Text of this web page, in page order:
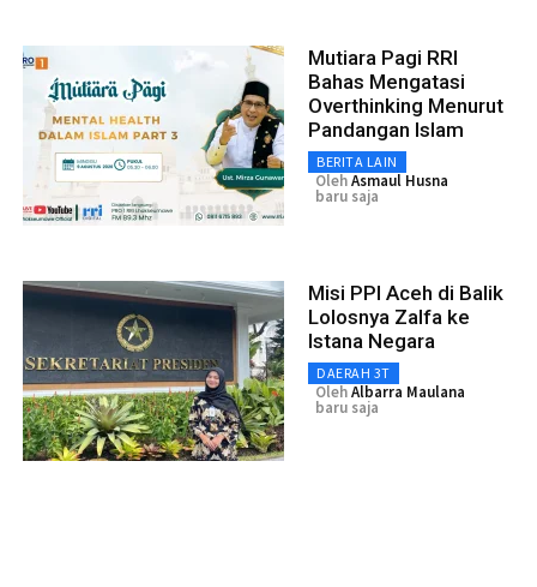
Mutiara Pagi RRI
Bahas Mengatasi
Overthinking Menurut
Pandangan Islam
BERITA LAIN
OlehAsmaul Husna
baru saja
Misi PPI Aceh di Balik
Lolosnya Zalfa ke
Istana Negara
DAERAH 3T
OlehAlbarra Maulana
baru saja